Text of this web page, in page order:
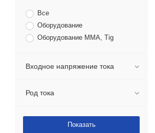
Все
Оборудование
Оборудование MMA, Tig
Входное напряжение тока
Род тока